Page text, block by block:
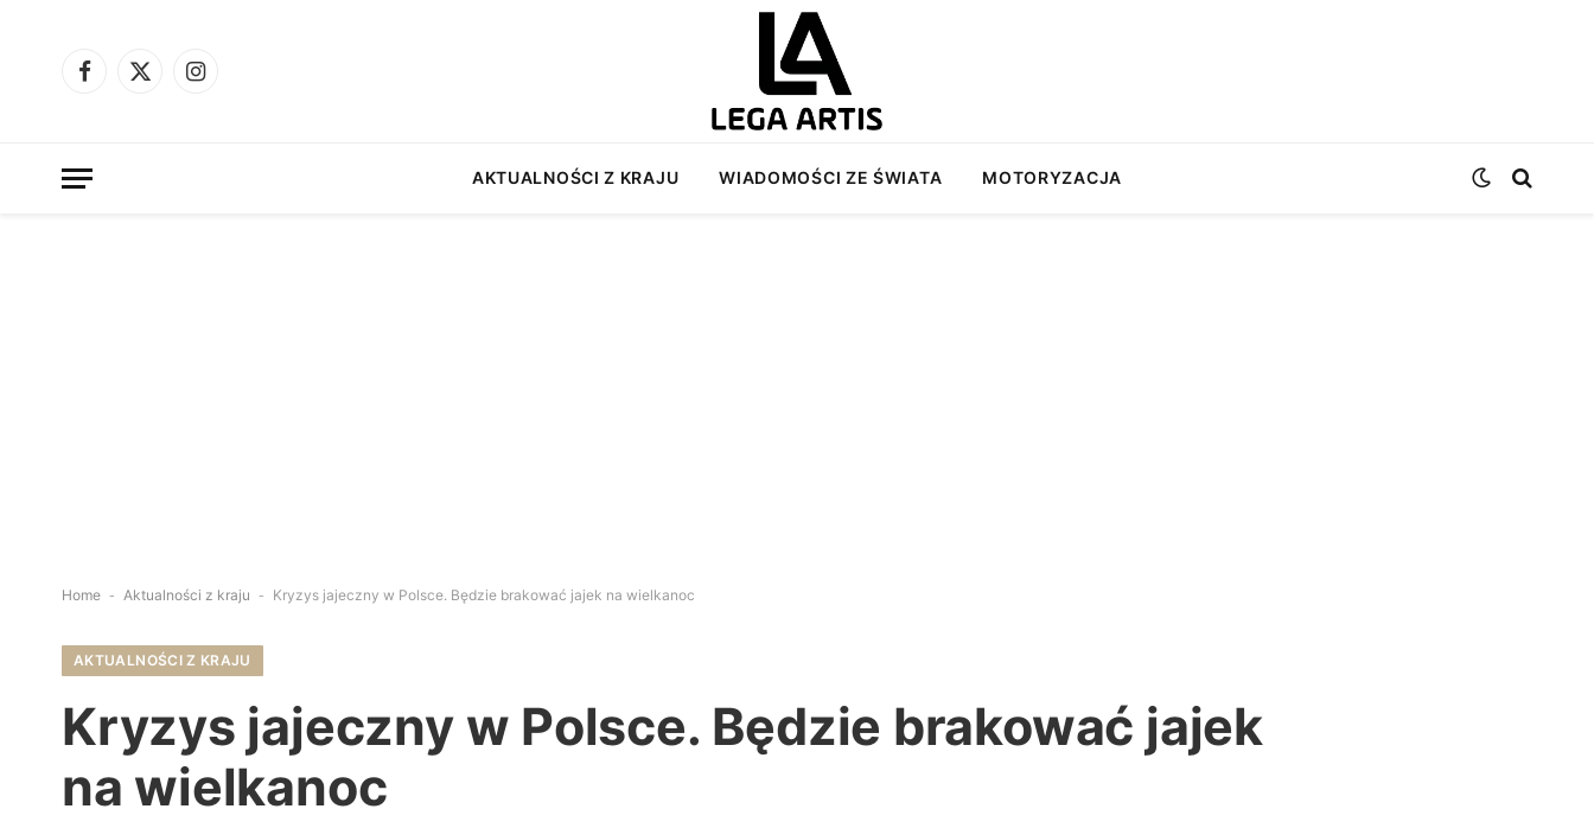
Facebook
X
Instagram
AKTUALNOŚCI Z KRAJU WIADOMOŚCI ZE ŚWIATA MOTORYZACJA
Home - Aktualności z kraju - Kryzys jajeczny w Polsce. Będzie brakować jajek na wielkanoc
AKTUALNOŚCI Z KRAJU
Kryzys jajeczny w Polsce. Będzie brakować jajek
na wielkanoc